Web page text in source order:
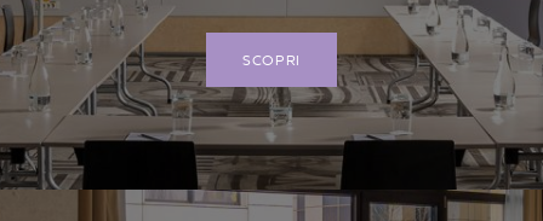
SCOPRI